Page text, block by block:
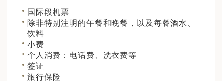
国际段机票
除非特别注明的午餐和晚餐，以及每餐酒水、
饮料
小费
个人消费：电话费、洗衣费等
签证
旅行保险